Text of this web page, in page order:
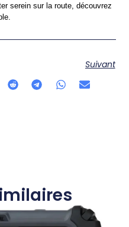
serein sur la route, découvrez
Suivant